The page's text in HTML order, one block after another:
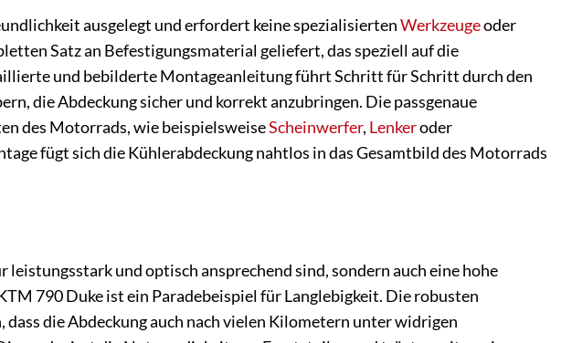
ausgelegt und erfordert keine spezialisiertenWerkzeugeoder
Satz an Befestigungsmaterial geliefert, das speziell auf die
und bebilderte Montageanleitung führt Schritt für Schritt durch den
die Abdeckung sicher und korrekt anzubringen. Die passgenaue
des Motorrads, wie beispielsweiseScheinwerfer, Lenkeroder
fügt sich die Kühlerabdeckung nahtlos in das Gesamtbild des Motorrads
und optisch ansprechend sind, sondern auch eine hohe
790 Duke ist ein Paradebeispiel für Langlebigkeit. Die robusten
die Abdeckung auch nach vielen Kilometern unter widrigen